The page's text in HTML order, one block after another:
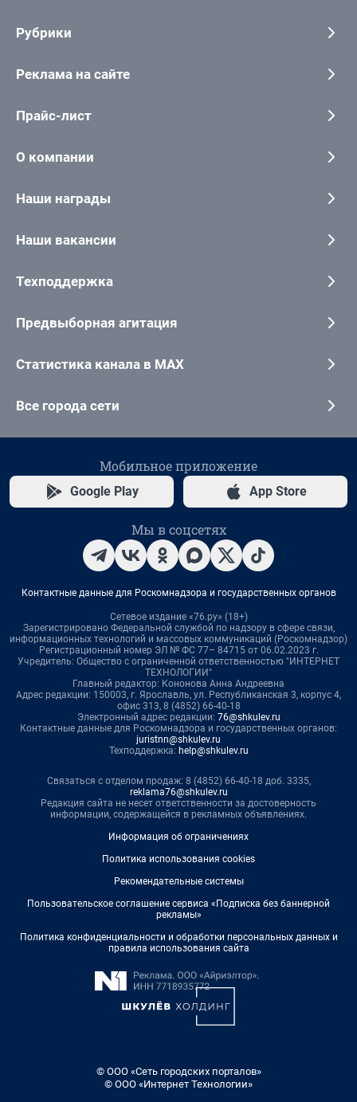
Рубрики
Реклама на сайте
Прайс-лист
О компании
Наши награды
Наши вакансии
Техподдержка
Предвыборная агитация
Статистика канала в MAX
Все города сети
Мобильное приложение
Google Play App Store
Мы в соцсетях
Контактные данные для Роскомнадзора и государственных органов
Сетевое издание «76.ру» (18+)
Зарегистрировано Федеральной службой по надзору в сфере связи,
информационных технологий и массовых коммуникаций (Роскомнадзор)
Регистрационный номер ЭЛ № ФС 77– 84715 от 06.02.2023 г.
Учредитель: Общество с ограниченной ответственностью "ИНТЕРНЕТ
ТЕХНОЛОГИИ"
Главный редактор: Кононова Анна Андреевна
Адрес редакции: 150003, г. Ярославль, ул. Республиканская 3, корпус 4,
офис 313, 8 (4852) 66-40-18
Электронный адрес редакции: 76@shkulev.ru
Контактные данные для Роскомнадзора и государственных органов:
juristnn@shkulev.ru
Техподдержка: help@shkulev.ru
Связаться с отделом продаж: 8 (4852) 66-40-18 доб. 3335,
reklama76@shkulev.ru
Редакция сайта не несет ответственности за достоверность
информации, содержащейся в рекламных объявлениях.
Информация об ограничениях
Политика использования cookies
Рекомендательные системы
Пользовательское соглашение сервиса «Подписка без баннерной
рекламы»
Политика конфиденциальности и обработки персональных данных и
правила использования сайта
© ООО «Сеть городских порталов»
© ООО «Интернет Технологии»